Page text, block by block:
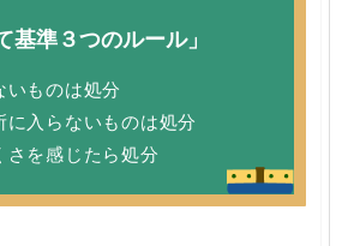
基準３つのルール」
いものは処分
に入らないものは処分
さを感じたら処分